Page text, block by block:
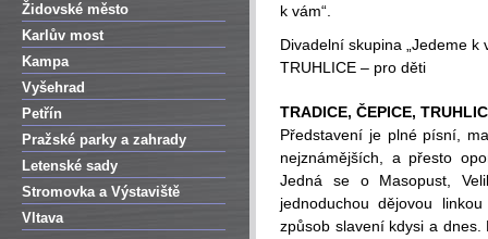
Židovské město
Karlův most
Kampa
Vyšehrad
Petřín
Pražské parky a zahrady
Letenské sady
Stromovka a Výstaviště
Vltava
k vám“.
Divadelní skupina „Jedeme
TRUHLICE – pro děti
TRADICE, ČEPICE,
Představení je plné písní,
nejznámějších, a přesto
Jedná se o Masopust,
jednoduchou dějovou
způsob slavení kdysi a